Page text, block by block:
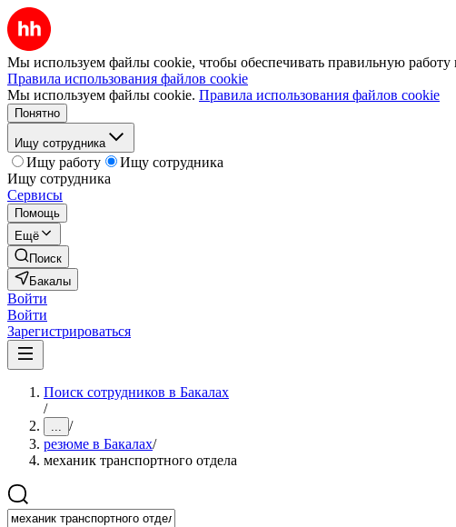
Мы используем файлы cookie, чтобы обеспечивать правильную работу
Правила использования файлов cookie
Мы используем файлы cookie. Правила использования файлов cookie
Понятно
Ищу сотрудника
Ищу работу
Ищу сотрудника
Ищу сотрудника
Сервисы
Помощь
Ещё
Поиск
Бакалы
Войти
Войти
Зарегистрироваться
Поиск сотрудников в Бакалах
/
... /
резюме в Бакалах/
механик транспортного отдела